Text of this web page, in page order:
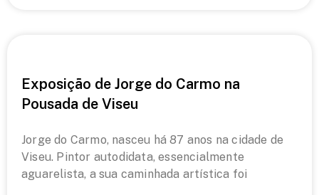
Exposição de Jorge do Carmo na
Pousada de Viseu
Jorge do Carmo, nasceu há 87 anos na cidade de
Viseu. Pintor autodidata, essencialmente
aguarelista, a sua caminhada artística foi